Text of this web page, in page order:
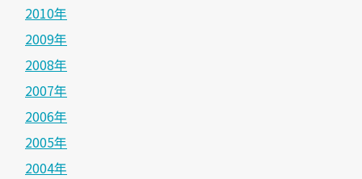
2010年
2009年
2008年
2007年
2006年
2005年
2004年